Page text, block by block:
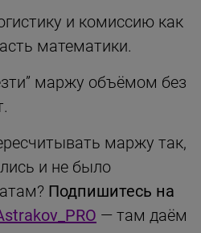
и комиссию как
математики.
маржу объёмом без
маржу так,
и не было
Подпишитесь на
— там даём